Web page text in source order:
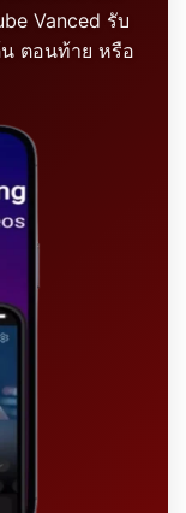
Vanced รับ
ตอนท้าย หรือ